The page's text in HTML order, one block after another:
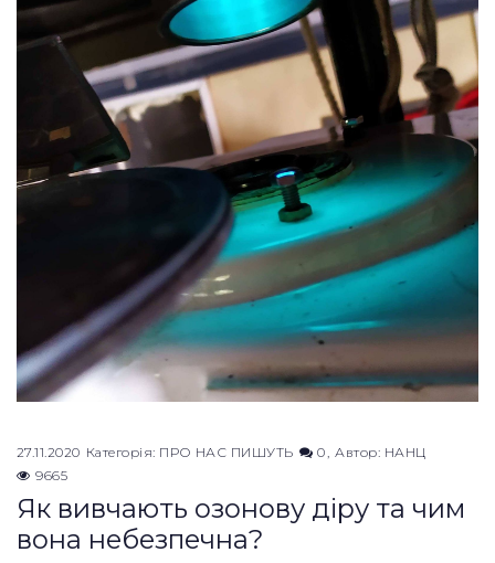
27.11.2020 Категорія: ПРО НАС ПИШУТЬ 0 Автор: НАНЦ
9665
Як вивчають озонову діру та чим
вона небезпечна?